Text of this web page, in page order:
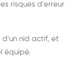
risques d'erreur
d'un nid actif, et
équipé.